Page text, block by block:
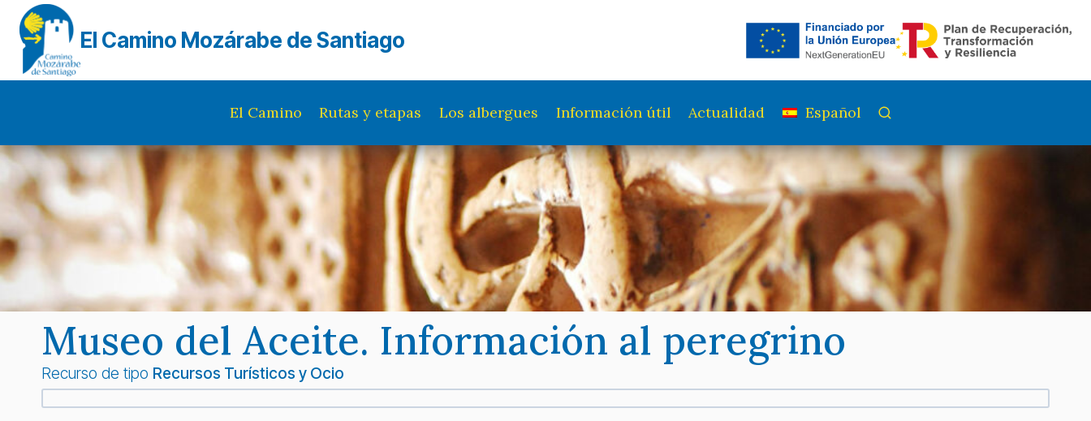
Saltar
contenido
El Camino Mozárabe de Santiago
El Camino Rutas y etapas Los albergues Información útil Actualidad Español
Museo del Aceite. Información al peregrino
Recurso de tipo Recursos Turísticos y Ocio